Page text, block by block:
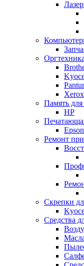
Xerox
Память
HP
Epson
Ремонт
Скрепки
Средства